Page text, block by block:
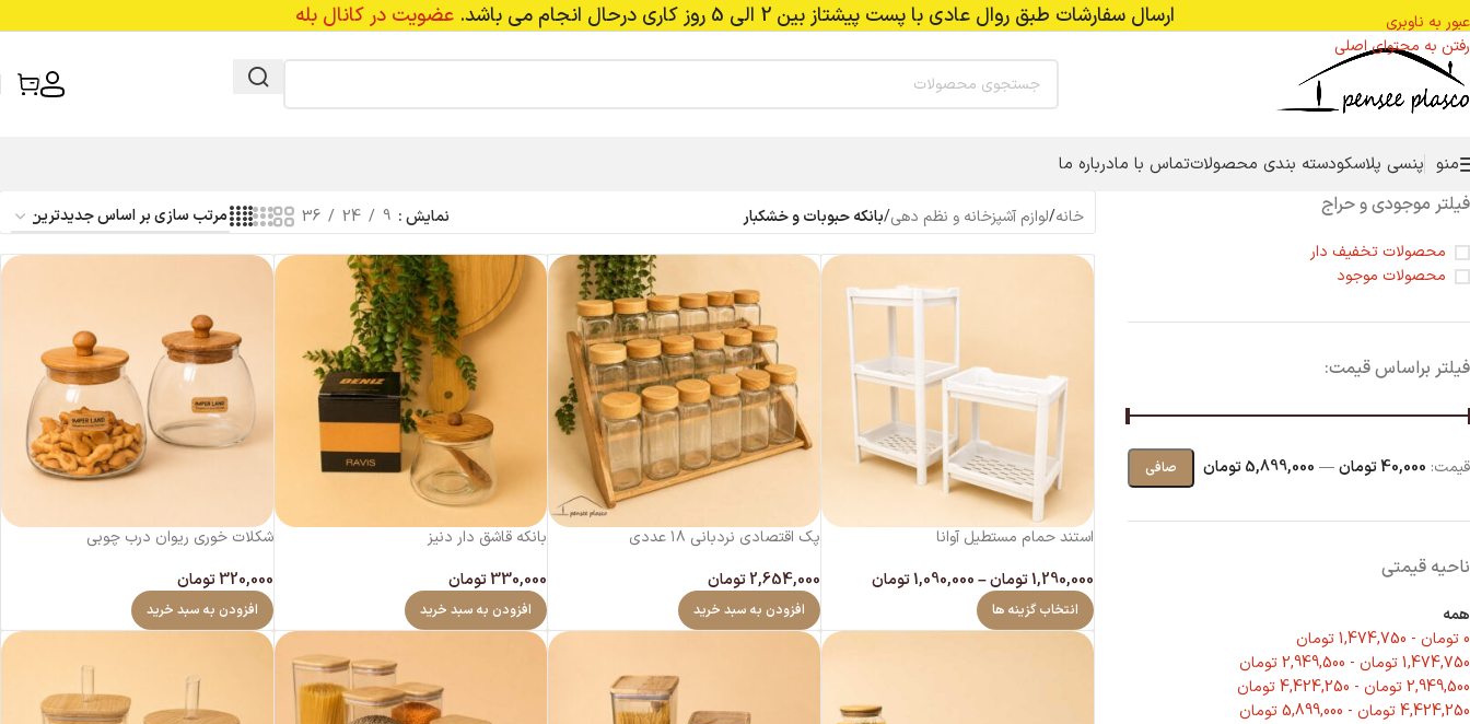
عبور به ناوبری
رفتن به محتوای اصلی
ارسال سفارشات طبق روال عادی با پست پیشتاز بین 2 الی 5 روز کاری درحال انجام می باشد. عضویت در کانال بله
منو پنسی پلاسکودسته بندی محصولاتتماس با مادرباره ما
فیلتر موجودی و حراج
محصولات تخفیف دار
محصولات موجود
فیلتر براساس قیمت:
صافی قيمت: 40,000 تومان — 5,899,000 تومان
ناحیه قیمتی
همه
0تومان -
1,474,750تومان
1,474,750تومان -
2,949,500تومان
2,949,500تومان -
4,424,250تومان
4,424,250تومان -
5,899,000تومان
خانه/لوازم آشپزخانه و نظم دهی/بانکه حبوبات و خشکبار نمایش 9
24
36
استند حمام مستطیل آوانا
1,290,000تومان–
1,090,000تومان
انتخاب گزینه ها
پک اقتصادی نردبانی ۱۸ عددی
2,654,000 تومان
افزودن به سبد خرید
بانکه قاشق دار دنیز
330,000تومان
افزودن به سبد خرید
شکلات خوری ریوان درب چوبی
320,000تومان
افزودن به سبد خرید